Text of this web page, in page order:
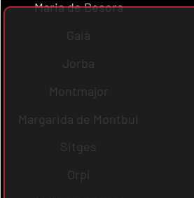
Maria de Besora
Gaià
Jorba
Montmajor
Margarida de Montbui
Sitges
Orpí